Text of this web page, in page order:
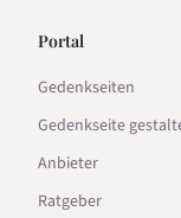
Portal
Gedenkseiten
Gedenkseite
Anbieter
Ratgeber